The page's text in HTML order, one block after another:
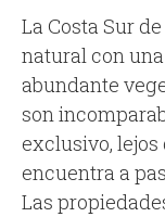
La Costa Sur
natural con
abundante
son
exclusivo,
encuentra a
Las